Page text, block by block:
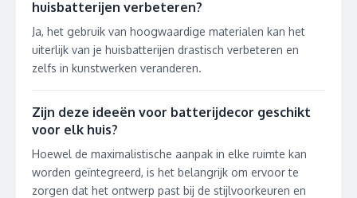
huisbatterijen verbeteren?
Ja, het gebruik van hoogwaardige materialen kan het
uiterlijk van je huisbatterijen drastisch verbeteren en
zelfs in kunstwerken veranderen.
Zijn deze ideeën voor batterijdecor geschikt
voor elk huis?
Hoewel de maximalistische aanpak in elke ruimte kan
worden geïntegreerd, is het belangrijk om ervoor te
zorgen dat het ontwerp past bij de stijlvoorkeuren en